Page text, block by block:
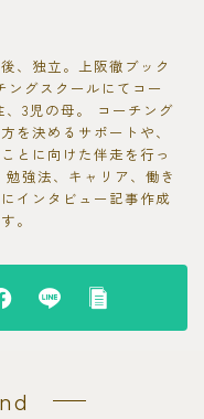
、独立。上阪徹ブック
ングスクールにてコー
3児の母。 コーチング
を決めるサポートや、
とに向けた伴走を行っ
強法、キャリア、働き
インタビュー記事作成
。